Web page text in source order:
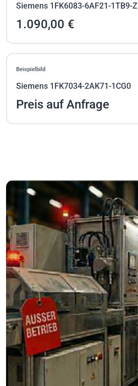
Siemens 1FK6083-6AF21-1TB9-Z
1.090,00 €
Beispielbild
Siemens 1FK7034-2AK71-1CG0
Preis auf Anfrage